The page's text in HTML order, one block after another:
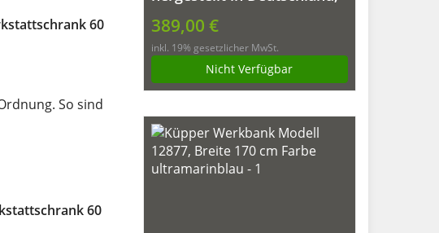
60
So sind
60
170 x 60 x 84 cm
389,00 €
inkl. 19% gesetzlicher MwSt.
Nicht Verfügbar